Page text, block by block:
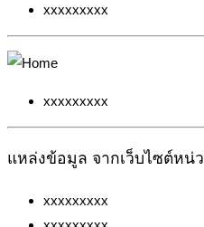
xxxxxxxxx
xxxxxxxxx
แหล่งข้อมูล จากเว็บไซต์หน่
xxxxxxxxx